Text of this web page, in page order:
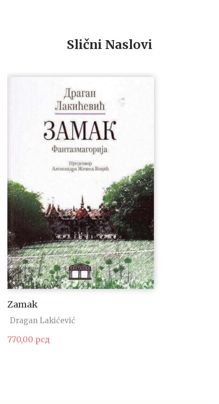
Slični Naslovi
Zamak
Dragan Lakićević
770,00 рсд